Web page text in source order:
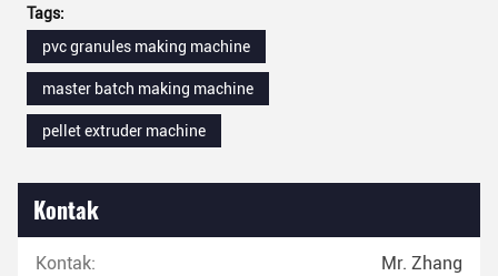
Tags:
pvc granules making machine
master batch making machine
pellet extruder machine
Kontak
Kontak: Mr. Zhang